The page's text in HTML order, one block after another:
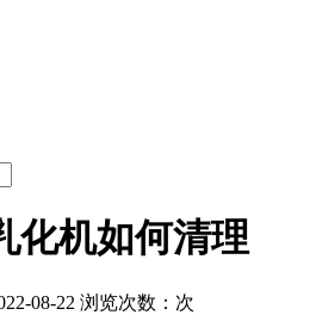
化机如何清理
08-22 浏览次数： 次